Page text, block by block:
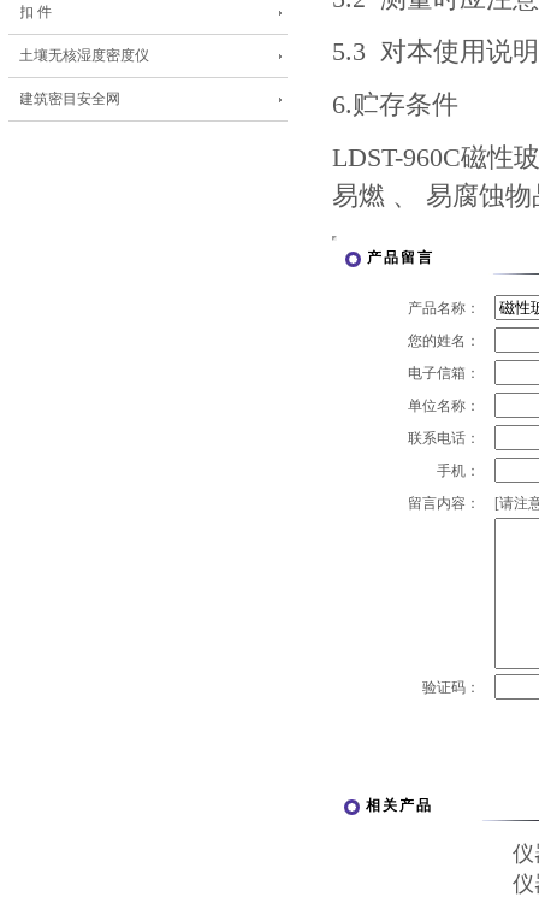
扣 件
土壤无核湿度密度仪
建筑密目安全网
5.3 对本使用说
6.贮存条件
LDST-960C磁性
易燃 、 易腐蚀
产品留言
产品名称：
您的姓名：
电子信箱：
单位名称：
联系电话：
手机：
留言内容：
[请注
验证码：
相关产品
仪
仪